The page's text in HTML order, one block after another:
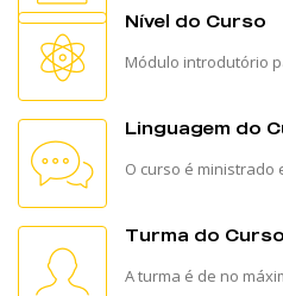
Nível do Curso
Módulo introdutório
Linguagem do
O curso é ministrado
Turma do Curso
A turma é de no